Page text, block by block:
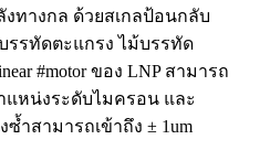
งทางกล ด้วยสเกลป้อนกลับ
รรทัดตะแกรง ไม้บรรทัด
#motor ของ LNP สามารถ
หน่งระดับไมครอน และ
ำสามารถเข้าถึง ± 1um